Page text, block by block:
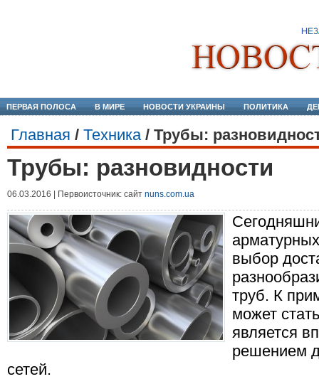
ПЕРВАЯ ПОЛОСА В МИРЕ НОВОСТИ УКРАИНЫ ПОЛИТИКА
Главная / Техника/ Трубы:
Трубы: разновидности
06.03.2016 | Первоисточник: сайт nuns.com.ua
выбор
труб. К
может
является
решением
сетей.